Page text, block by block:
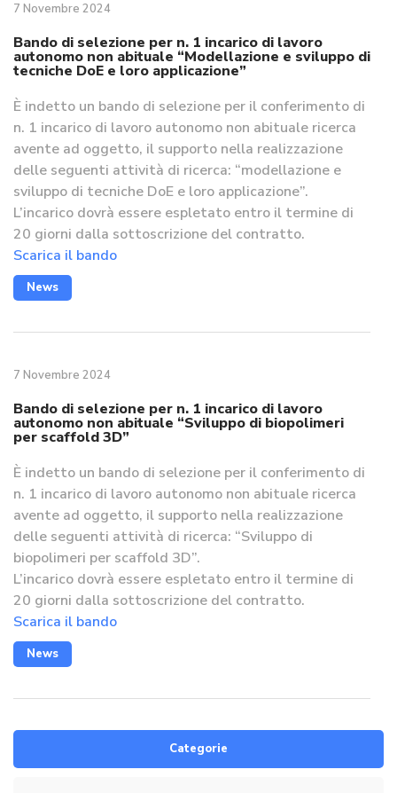
7 Novembre 2024
Bando di selezione per n. 1 incarico di lavoro
autonomo non abituale “Modellazione e sviluppo di
tecniche DoE e loro applicazione”
È indetto un bando di selezione per il conferimento di
n. 1 incarico di lavoro autonomo non abituale ricerca
avente ad oggetto, il supporto nella realizzazione
delle seguenti attività di ricerca: “modellazione e
sviluppo di tecniche DoE e loro applicazione”.
L’incarico dovrà essere espletato entro il termine di
20 giorni dalla sottoscrizione del contratto.
Scarica il bando
News
7 Novembre 2024
Bando di selezione per n. 1 incarico di lavoro
autonomo non abituale “Sviluppo di biopolimeri
per scaffold 3D”
È indetto un bando di selezione per il conferimento di
n. 1 incarico di lavoro autonomo non abituale ricerca
avente ad oggetto, il supporto nella realizzazione
delle seguenti attività di ricerca: “Sviluppo di
biopolimeri per scaffold 3D”.
L’incarico dovrà essere espletato entro il termine di
20 giorni dalla sottoscrizione del contratto.
Scarica il bando
News
Categorie